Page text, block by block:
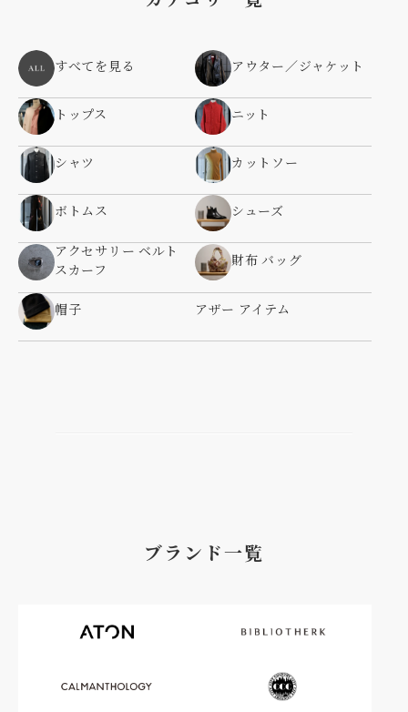
すべてを見る アウター／ジャケット
トップス ニット
シャツ カットソー
ボトムス シューズ
アクセサリー ベルト
スカーフ
財布 バッグ
帽子 アザー アイテム
ブランド一覧